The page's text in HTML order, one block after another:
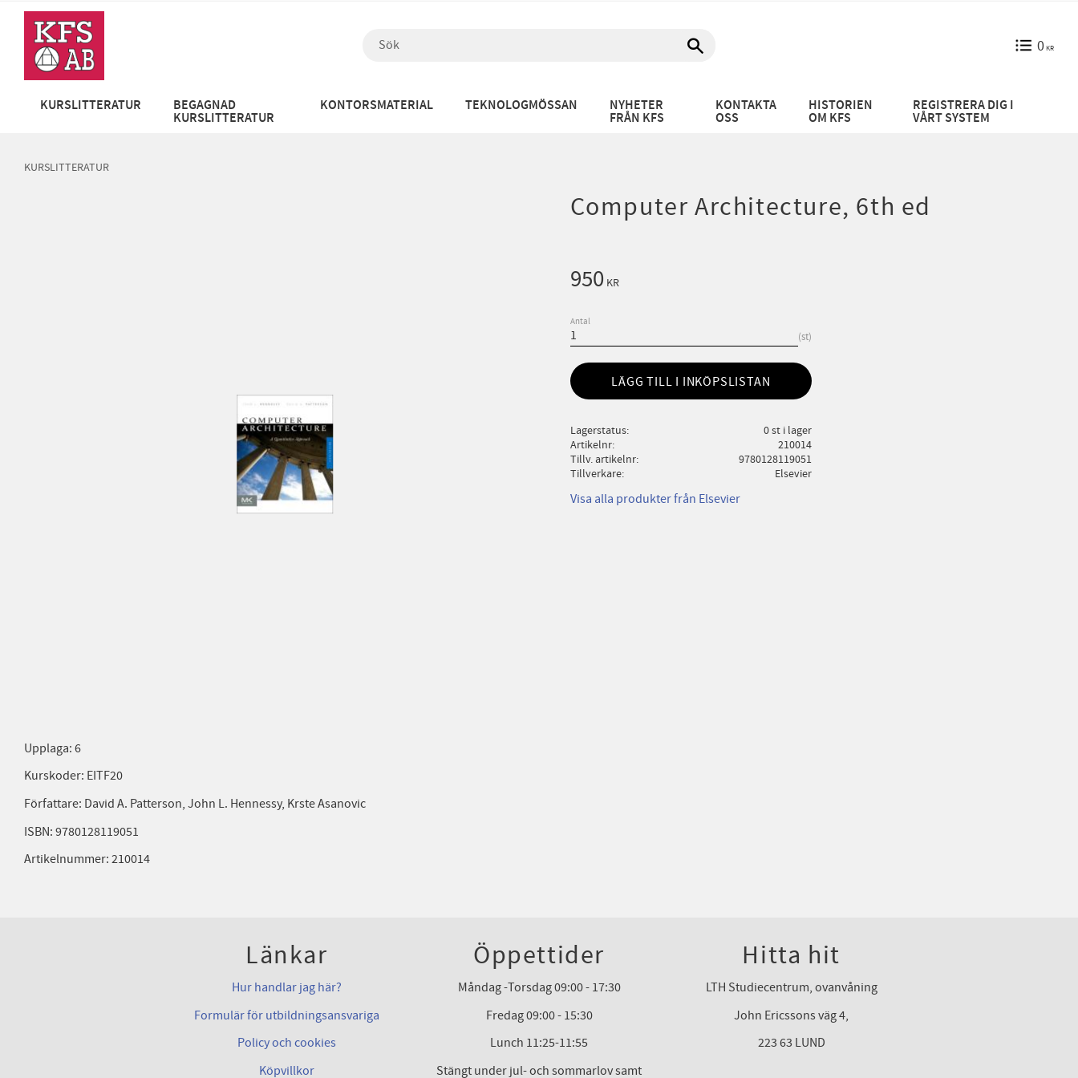
0KR
KURSLITTERATUR BEGAGNAD
KURSLITTERATUR
KONTORSMATERIAL TEKNOLOGMÖSSAN NYHETER
FRÅN KFS
KONTAKTA
OSS
HISTORIEN
OM KFS
REGISTRERA DIG I
VÅRT SYSTEM
KURSLITTERATUR
Computer Architecture, 6th ed
950KR
Antal
st
LÄGG TILL I INKÖPSLISTAN
Lagerstatus
0 st i lager
Artikelnr
210014
Tillv. artikelnr
9780128119051
Tillverkare
Elsevier
Visa alla produkter från Elsevier
Upplaga: 6
Kurskoder: EITF20
Författare: David A. Patterson, John L. Hennessy, Krste Asanovic
ISBN: 9780128119051
Artikelnummer: 210014
Länkar
Hur handlar jag här?
Formulär för utbildningsansvariga
Policy och cookies
Köpvillkor
Öppettider
Måndag -Torsdag 09:00 - 17:30
Fredag 09:00 - 15:30
Lunch 11:25-11:55
Stängt under jul- och sommarlov samt
Hitta hit
LTH Studiecentrum, ovanvåning
John Ericssons väg 4,
223 63 LUND